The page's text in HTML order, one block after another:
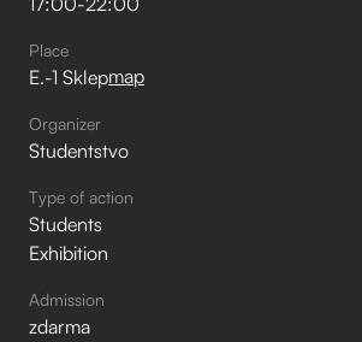
Place
E.-1 Sklepmap
Organizer
Studentstvo
Type of action
Students
Exhibition
Admission
zdarma